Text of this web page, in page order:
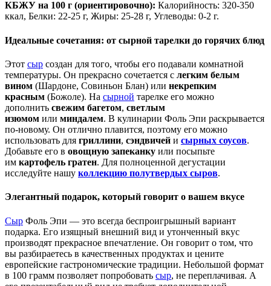
КБЖУ на 100 г (ориентировочно): Калорийность: 320-350
ккал, Белки: 22-25 г, Жиры: 25-28 г, Углеводы: 0-2 г.
Идеальные сочетания: от сырной тарелки до горячих блюд
Этот сыр создан для того, чтобы его подавали комнатной
температуры. Он прекрасно сочетается с легким белым
вином (Шардоне, Совиньон Блан) или некрепким
красным (Божоле). На сырной тарелке его можно
дополнить свежим багетом, светлым
изюмом или миндалем. В кулинарии Фоль Эпи раскрывается
по-новому. Он отлично плавится, поэтому его можно
использовать для гриллини, сэндвичей и сырных соусов.
Добавьте его в овощную запеканку или посыпьте
им картофель гратен. Для полноценной дегустации
исследуйте нашу коллекцию полутвердых сыров.
Элегантный подарок, который говорит о вашем вкусе
Сыр Фоль Эпи — это всегда беспроигрышный вариант
подарка. Его изящный внешний вид и утонченный вкус
производят прекрасное впечатление. Он говорит о том, что
вы разбираетесь в качественных продуктах и цените
европейские гастрономические традиции. Небольшой формат
в 100 грамм позволяет попробовать сыр, не переплачивая. А